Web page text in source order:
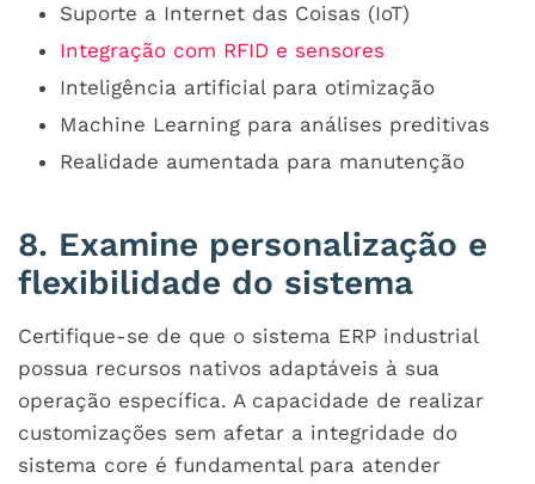
Suporte a Internet das Coisas (IoT)
Integração com RFID e sensores
Inteligência artificial para otimização
Machine Learning para análises preditivas
Realidade aumentada para manutenção
8. Examine personalização e
flexibilidade do sistema
Certifique-se de que o sistema ERP industrial
possua recursos nativos adaptáveis à sua
operação específica. A capacidade de realizar
customizações sem afetar a integridade do
sistema core é fundamental para atender